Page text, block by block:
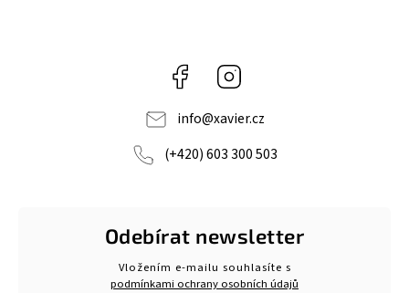
Facebook
info@xavier.cz
(+420) 603 300 503
Odebírat newsletter
Vložením e-mailu souhlasíte s
podmínkami ochrany osobních údajů